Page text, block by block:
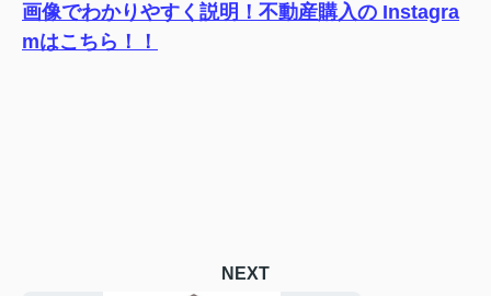
画像でわかりやすく説明！不動産購入の Instagra
mはこちら！！
NEXT